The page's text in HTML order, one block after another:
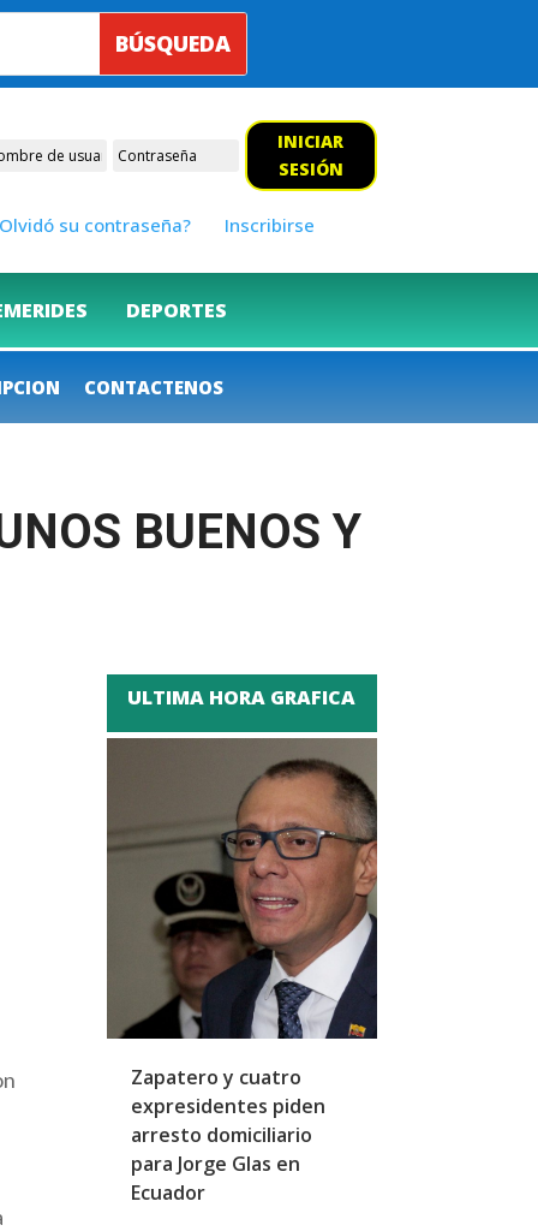
INICIAR
SESIÓN
su contraseña? Inscribirse
DEPORTES
CONTACTENOS
BUENOS Y
ULTIMA HORA GRAFICA
Zapatero y cuatro
expresidentes piden
arresto domiciliario
para Jorge Glas en
Ecuador